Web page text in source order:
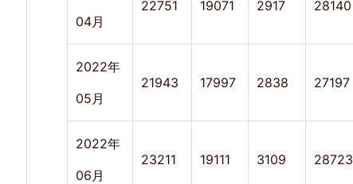
シ
ョ
ン
3.
04月
22751 19071 2917 28140
2022年
05月
21943 17997 2838 27197
2022年
06月
23211 19111 3109 28723